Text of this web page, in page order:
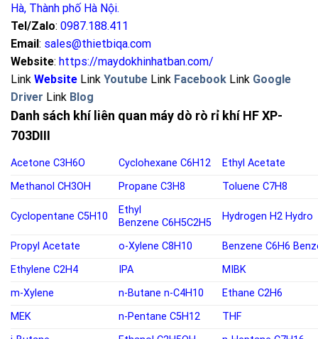
Hà, Thành phố Hà Nội.
Tel/Zalo: 0987.188.411
Email: sales@thietbiqa.com
Website: https://maydokhinhatban.com/
Link Website Link Youtube Link Facebook Link Google
Driver Link Blog
Danh sách khí liên quan máy dò rò rỉ khí HF XP-
703DIII
Acetone C3H6O Cyclohexane C6H12
Ethyl Acetate
Methanol CH3OH Propane C3H8 Toluene C7H8
Cyclopentane C5H10
Ethyl
Benzene C6H5C2H5
Hydrogen H2 Hydro
Propyl Acetate o-Xylene C8H10 Benzene C6H6
Ethylene C2H4 IPA
MIBK
m-Xylene
n-Butane n-C4H10
Ethane C2H6
MEK
n-Pentane C5H12
THF